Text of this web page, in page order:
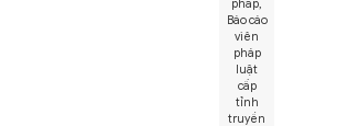
pháp,
Báo cáo
viên
pháp
luật
cấp
tỉnh
truyền